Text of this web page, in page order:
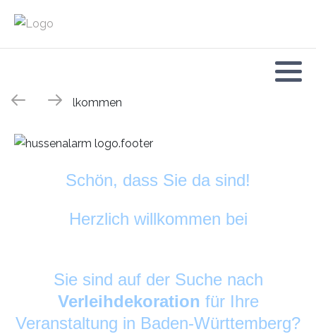
Schön, dass Sie da sind!
Herzlich willkommen bei
Sie sind auf der Suche nach
Verleihdekoration für Ihre
Veranstaltung in Baden-Württemberg?